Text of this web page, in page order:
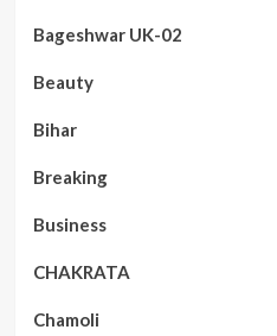
Bageshwar UK-02
Beauty
Bihar
Breaking
Business
CHAKRATA
Chamoli